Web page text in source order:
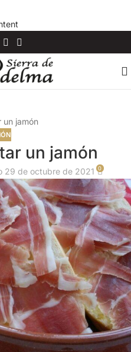
un jamón
un jamón
29 de octubre de 2021 0